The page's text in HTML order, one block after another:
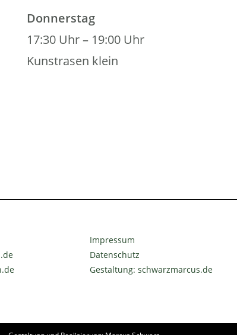
Donnerstag
17:30 Uhr – 19:00 Uhr
Kunstrasen klein
Impressum
Datenschutz
Gestaltung: schwarzmarcus.de